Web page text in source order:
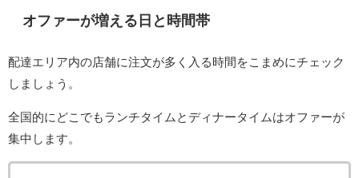
オファーが増える日と時間帯
配達エリア内の店舗に注文が多く入る時間をこまめにチェック
しましょう。
全国的にどこでもランチタイムとディナータイムはオファーが
集中します。